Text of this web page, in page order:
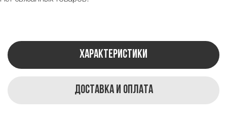
Характеристики
Доставка и оплата